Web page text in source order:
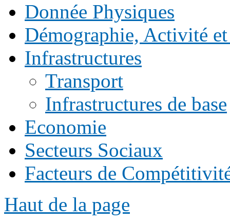
Donnée Physiques
Démographie, Activité et
Infrastructures
Transport
Infrastructures de base
Economie
Secteurs Sociaux
Facteurs de
Haut de la page